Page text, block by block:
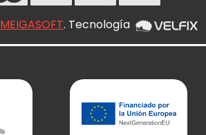
MEIGASOFT. Tecnología